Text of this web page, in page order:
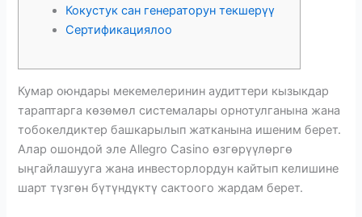
Кокустук сан генераторун текшерүү
Сертификациялоо
Кумар оюндары мекемелеринин аудиттери кызыкдар
тараптарга көзөмөл системалары орнотулганына жана
тобокелдиктер башкарылып жатканына ишеним берет.
Алар ошондой эле Allegro Casino өзгөрүүлөргө
ыңгайлашууга жана инвесторлордун кайтып келишине
шарт түзгөн бүтүндүктү сактоого жардам берет.